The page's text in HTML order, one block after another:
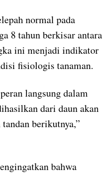
normal pada
8 tahun berkisar antara
ini menjadi indikator
fisiologis tanaman.
langsung dalam
dari daun akan
berikutnya,”
bahwa